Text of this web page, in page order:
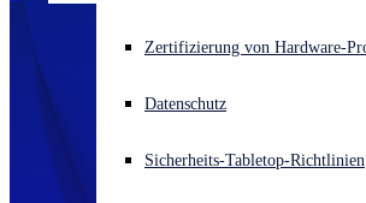
Akuter Cyberangriff? Fordern Sie Sofort-
Open language switcher
Zertifizierung von Hardware-
Datenschutz
Sicherheits-Tabletop-Richtlinien